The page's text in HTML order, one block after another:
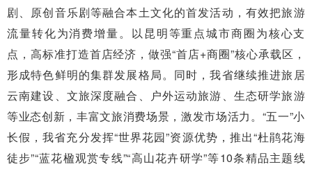
剧、原创音乐剧等融合本土文化的首发活动，有效把旅游
流量转化为消费增量。以昆明等重点城市商圈为核心支
点，高标准打造首店经济，做强“首店+商圈”核心承载区，
形成特色鲜明的集群发展格局。同时，我省继续推进旅居
云南建设、文旅深度融合、户外运动旅游、生态研学旅游
等业态创新，丰富文旅消费场景，激发市场活力。“五一”小
长假，我省充分发挥“世界花园”资源优势，推出“杜鹃花海
徒步”“蓝花楹观赏专线”“高山花卉研学”等10条精品主题线